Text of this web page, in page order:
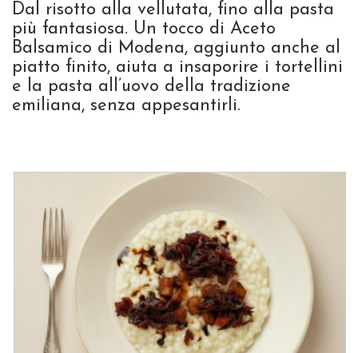
Dal risotto alla vellutata, fino alla pasta
più fantasiosa. Un tocco di Aceto
Balsamico di Modena, aggiunto anche al
piatto finito, aiuta a insaporire i tortellini
e la pasta all’uovo della tradizione
emiliana, senza appesantirli.